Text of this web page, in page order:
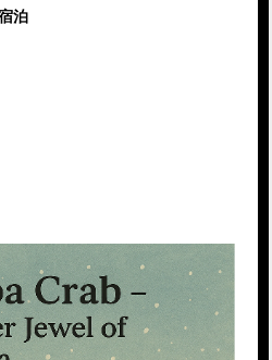
泊